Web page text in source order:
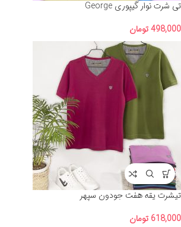
تی شرت نوار گیپوری George
498,000تومان
تیشرت یقه هفت جودون سپهر
618,000 تومان